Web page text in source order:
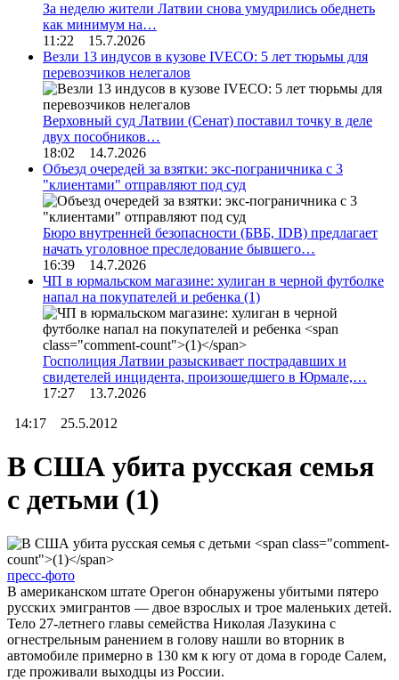
За неделю жители Латвии снова умудрились обеднеть
как минимум на…
11:22 15.7.2026
Везли 13 индусов в кузове IVECO: 5 лет тюрьмы для
перевозчиков нелегалов
Верховный суд Латвии (Сенат) поставил точку в деле
двух пособников…
18:02 14.7.2026
Объезд очередей за взятки: экс-пограничника с 3
"клиентами" отправляют под суд
Бюро внутренней безопасности (БВБ, IDB) предлагает
начать уголовное преследование бывшего…
16:39 14.7.2026
ЧП в юрмальском магазине: хулиган в черной футболке
напал на покупателей и ребенка (1)
Госполиция Латвии разыскивает пострадавших и
свидетелей инцидента, произошедшего в Юрмале,…
17:27 13.7.2026
14:17 25.5.2012
В США убита русская семья
с детьми (1)
пресс-фото
В американском штате Орегон обнаружены убитыми пятеро
русских эмигрантов — двое взрослых и трое маленьких детей.
Тело 27-летнего главы семейства Николая Лазукина с
огнестрельным ранением в голову нашли во вторник в
автомобиле примерно в 130 км к югу от дома в городе Салем,
где проживали выходцы из России.